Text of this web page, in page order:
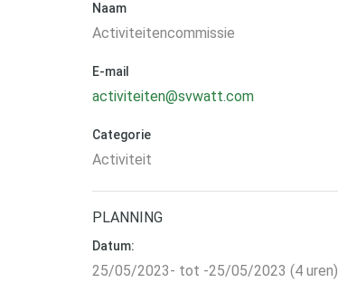
Naam
Activiteitencommissie
E-mail
activiteiten@svwatt.com
Categorie
Activiteit
PLANNING
Datum:
25/05/2023- tot -25/05/2023 (4 uren)